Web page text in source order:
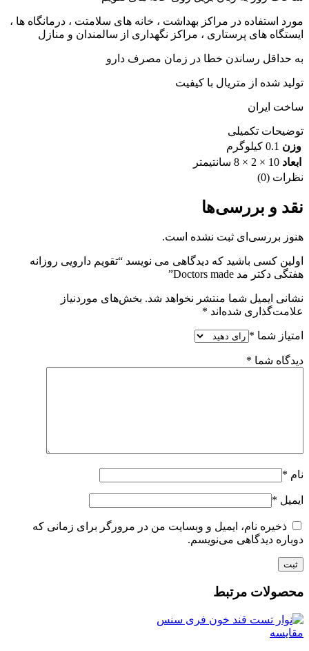
مورد استفاده در مراکز بهداشت ، خانه های سلامتت ، درمانگاه ها ،
ایستگاه های پرستاری ، مراکز نگهداری از سالمندان و منازل
به حداقل رساندن خطا در زمان مصرف دارو
تولید شده از متریال با کیفیت
ساخت ایران
توضیحات تکمیلی
وزن 0.1 کیلوگرم
ابعاد 10 × 2 × 8 سانتیمتر
نظرات (0)
نقد و بررسی‌ها
هنوز بررسی‌ای ثبت نشده است.
اولین کسی باشید که دیدگاهی می نویسد “تقویم دارویی روزانه
هفتگی دکتر مد Doctors made”
نشانی ایمیل شما منتشر نخواهد شد. بخش‌های موردنیاز
علامت‌گذاری شده‌اند *
امتیاز شما *
دیدگاه شما *
نام *
ایمیل *
ذخیره نام، ایمیل و وبسایت من در مرورگر برای زمانی که
دوباره دیدگاهی می‌نویسم.
محصولات مرتبط
مقایسه